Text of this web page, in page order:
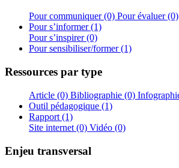
Pour communiquer (0) Pour évaluer (0)
Pour s’informer (1)
Pour s’inspirer (0)
Pour sensibiliser/former (1)
Ressources par type
Article (0) Bibliographie (0)
Outil pédagogique (1)
Rapport (1)
Site internet (0) Vidéo (0)
Enjeu transversal